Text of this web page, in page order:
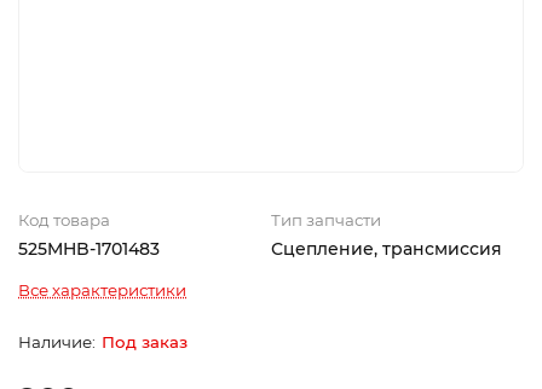
Код товара
525MHB-1701483
Тип запчасти
Сцепление, трансмиссия
Все характеристики
Под заказ